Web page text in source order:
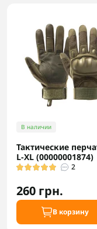
В наличии
Тактические
L-XL (00000001874)
2
260 грн.
В корзину